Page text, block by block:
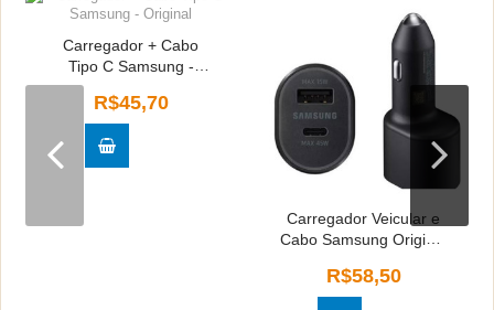
Carregador + Cabo
Tipo C Samsung -
R$45,70
Carregador Veicular e
Cabo Samsung Original
R$58,50